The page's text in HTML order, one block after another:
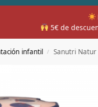
5€ de
infantil / Sanutri Natur